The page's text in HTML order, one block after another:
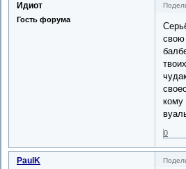
Идиот
Гость форума
свою
кому
0
PaulK